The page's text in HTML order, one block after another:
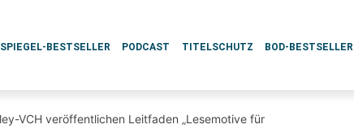
SPIEGEL-BESTSELLER PODCAST TITELSCHUTZ BOD-BESTSELLER
VCH veröffentlichen Leitfaden „Lesemotive für